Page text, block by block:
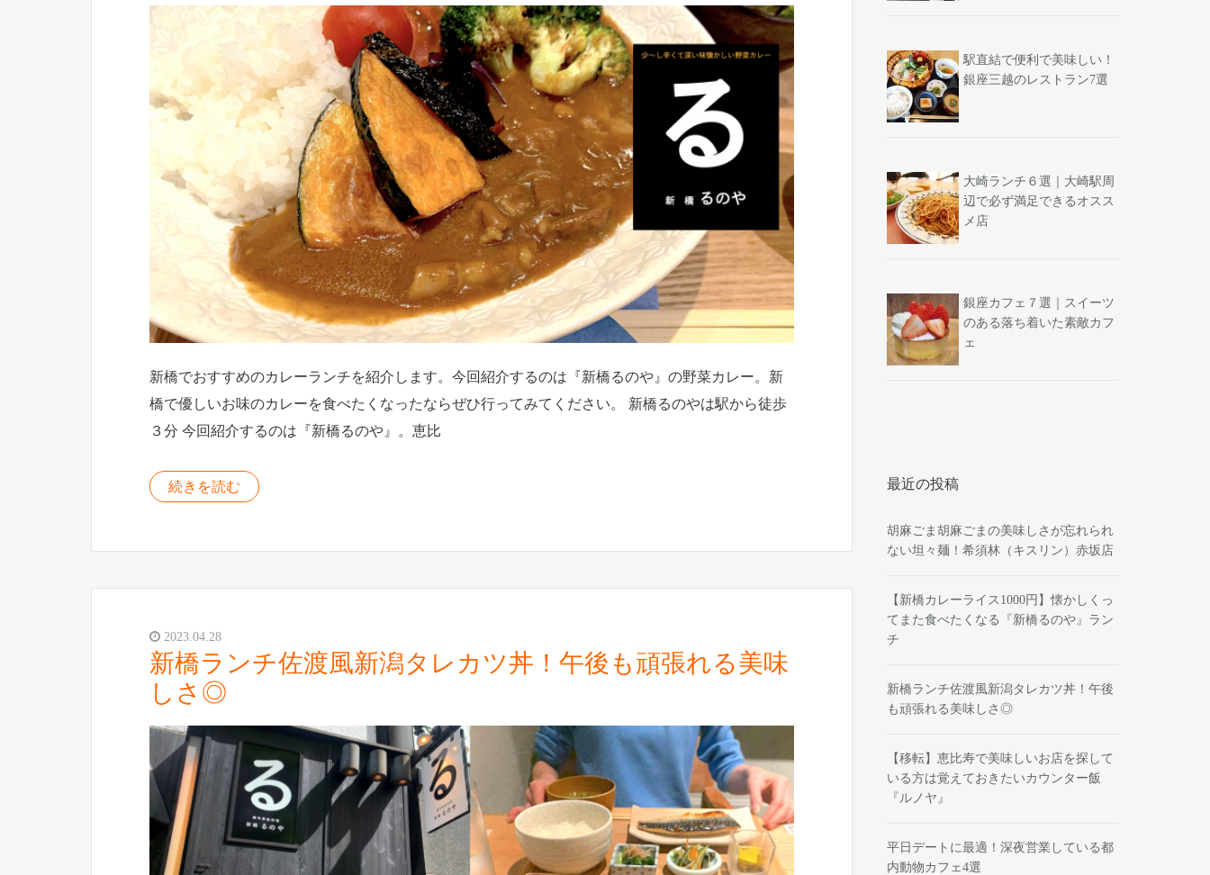
新橋でおすすめのカレーランチを紹介します。今回紹介するのは『新橋るのや』の野菜カレー。新
橋で優しいお味のカレーを食べたくなったならぜひ行ってみてください。 新橋るのやは駅から徒歩
３分 今回紹介するのは『新橋るのや』。恵比
続きを読む
2023.04.28
新橋ランチ佐渡風新潟タレカツ丼！午後も頑張れる美味
しさ◎
駅直結で便利で美味しい！
銀座三越のレストラン7選
大崎ランチ６選｜大崎駅周
辺で必ず満足できるオスス
メ店
銀座カフェ７選｜スイーツ
のある落ち着いた素敵カフ
ェ
最近の投稿
胡麻ごま胡麻ごまの美味しさが忘れられ
ない坦々麺！希須林（キスリン）赤坂店
【新橋カレーライス1000円】懐かしくっ
てまた食べたくなる『新橋るのや』ラン
チ
新橋ランチ佐渡風新潟タレカツ丼！午後
も頑張れる美味しさ◎
【移転】恵比寿で美味しいお店を探して
いる方は覚えておきたいカウンター飯
『ルノヤ』
平日デートに最適！深夜営業している都
内動物カフェ4選